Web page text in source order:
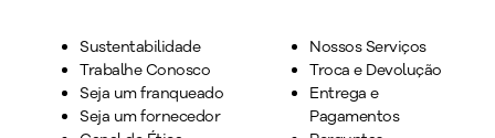
Sustentabilidade
Trabalhe Conosco
Seja um franqueado
Seja um fornecedor
Nossos Serviços
Troca e Devolução
Entrega e
Pagamentos